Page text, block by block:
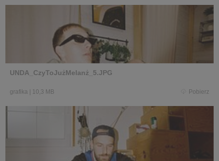
UNDA_CzyToJużMelanż_5.JPG
grafika 10,3 MB Pobierz